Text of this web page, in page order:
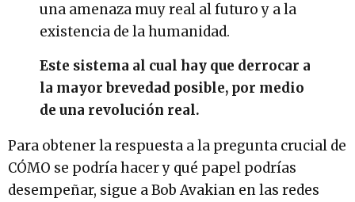
una amenaza muy real al futuro y a la
existencia de la humanidad.
Este sistema al cual hay que derrocar a
la mayor brevedad posible, por medio
de una revolución real.
Para obtener la respuesta a la pregunta crucial de
CÓMO se podría hacer y qué papel podrías
desempeñar, sigue a Bob Avakian en las redes